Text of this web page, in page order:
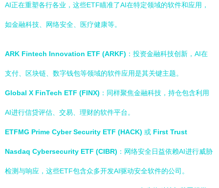
AI正在重塑各行各业，这些ETF瞄准了AI在特定领域的软件和应用，
如金融科技、网络安全、医疗健康等。
ARK Fintech Innovation ETF (ARKF) ：投资金融科技创新，AI在
支付、区块链、数字钱包等领域的软件应用是其关键主题。
Global X FinTech ETF (FINX) ：同样聚焦金融科技，持仓包含利用
AI进行信贷评估、交易、理财的软件平台。
ETFMG Prime Cyber Security ETF (HACK) 或 First Trust
Nasdaq Cybersecurity ETF (CIBR) ：网络安全日益依赖AI进行威胁
检测与响应，这些ETF包含众多开发AI驱动安全软件的公司。